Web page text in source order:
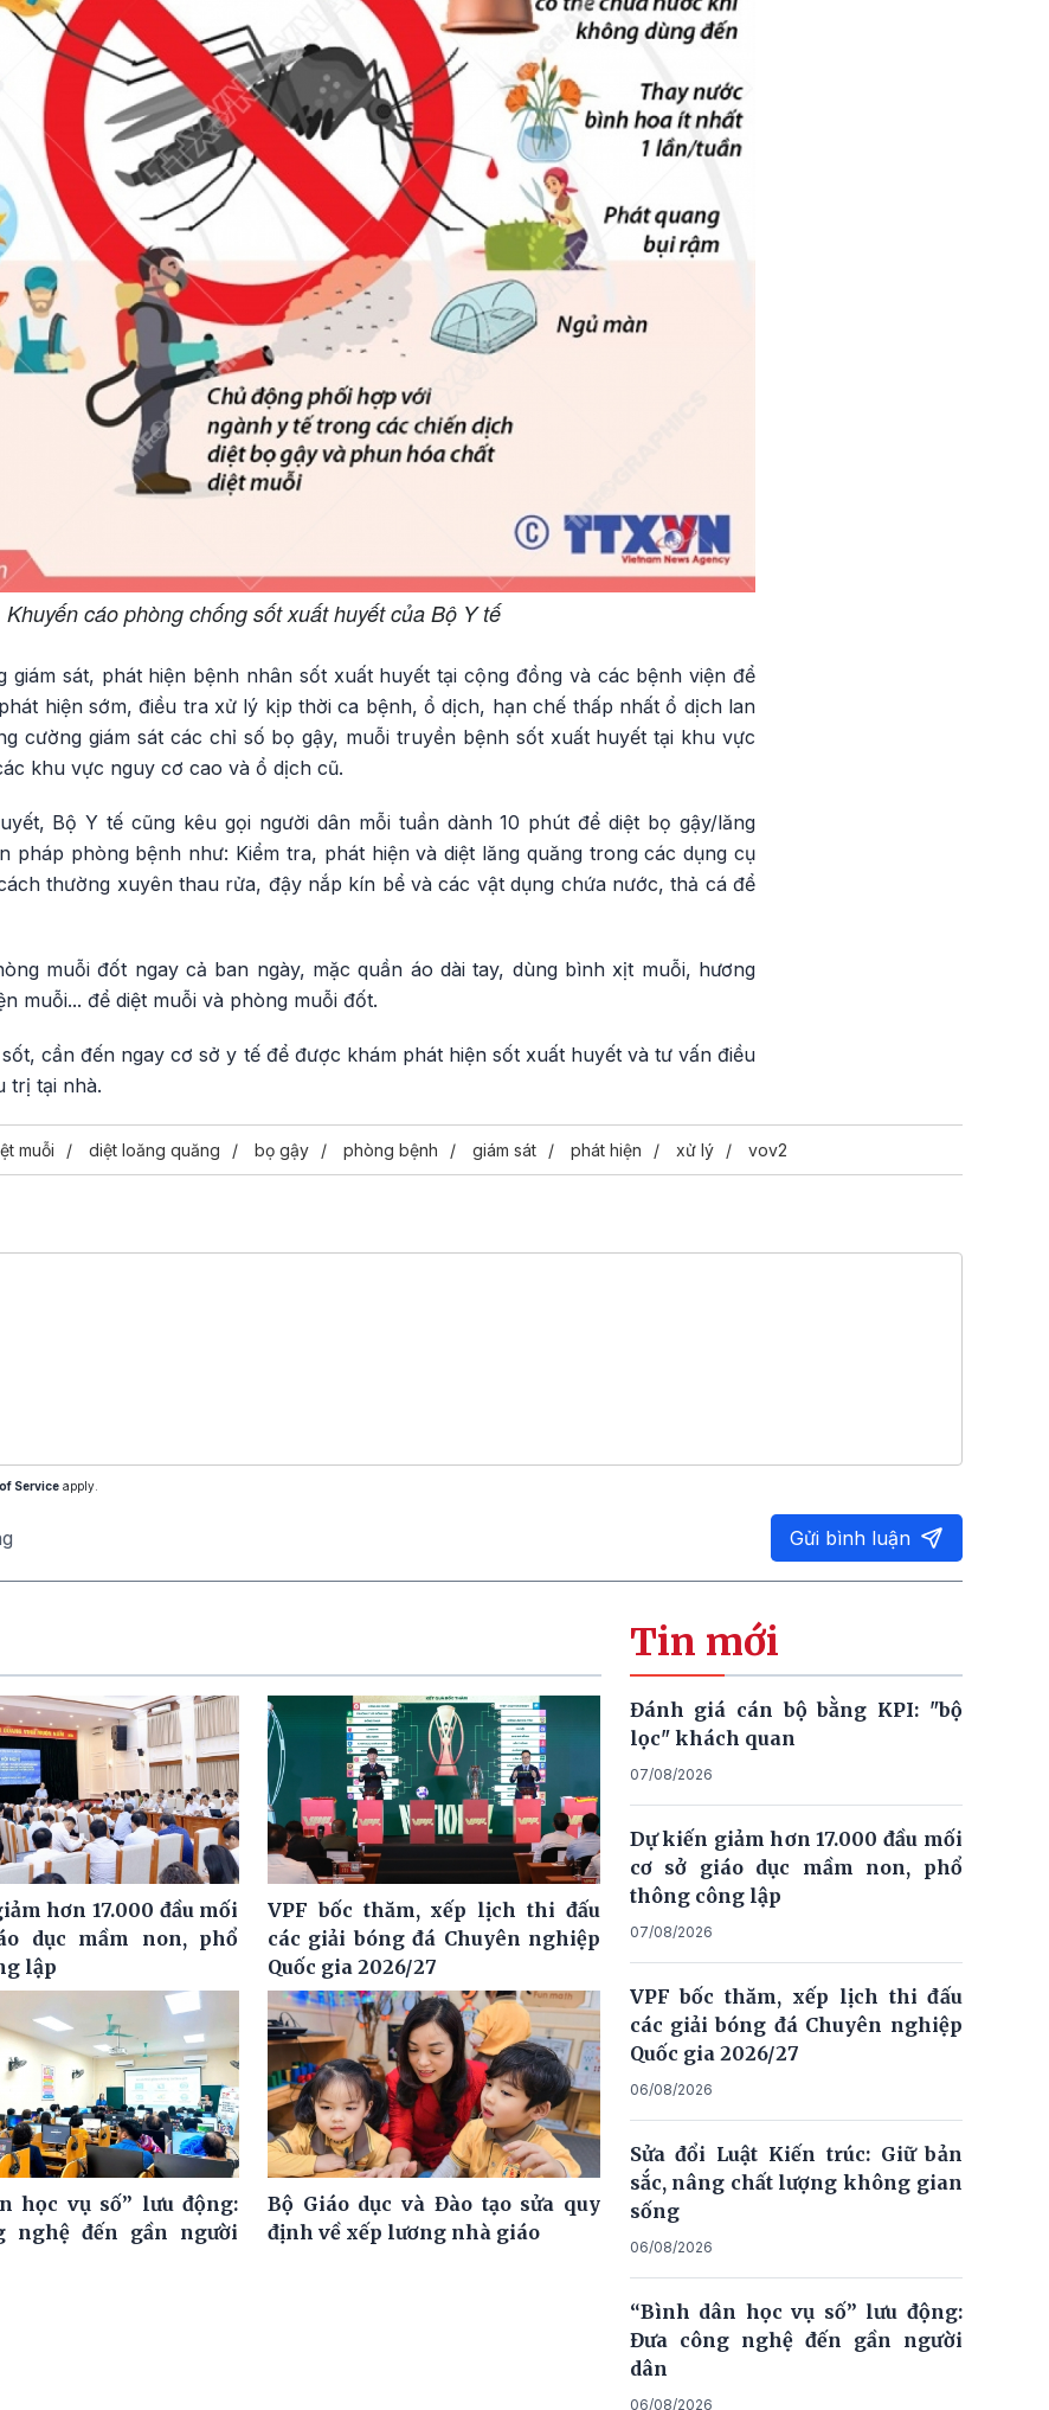
Khuyến cáo phòng chống sốt xuất huyết của Bộ Y tế
giám sát, phát hiện bệnh nhân sốt xuất huyết tại cộng đồng và các bệnh viện để
hiện sớm, điều tra xử lý kịp thời ca bệnh, ổ dịch, hạn chế thấp nhất ổ dịch lan
cường giám sát các chỉ số bọ gậy, muỗi truyền bệnh sốt xuất huyết tại khu vực
khu vực nguy cơ cao và ổ dịch cũ.
Bộ Y tế cũng kêu gọi người dân mỗi tuần dành 10 phút để diệt bọ gậy/lăng
pháp phòng bệnh như: Kiểm tra, phát hiện và diệt lăng quăng trong các dụng cụ
thường xuyên thau rửa, đậy nắp kín bể và các vật dụng chứa nước, thả cá để
muỗi đốt ngay cả ban ngày, mặc quần áo dài tay, dùng bình xịt muỗi, hương
muỗi... để diệt muỗi và phòng muỗi đốt.
cần đến ngay cơ sở y tế để được khám phát hiện sốt xuất huyết và tư vấn điều
trị tại nhà.
muỗi diệt loăng quăng bọ gậy phòng bệnh giám sát phát hiện xử lý vov2
Service apply.
Gửi bình luận
hơn 17.000 đầu mối
dục mầm non, phổ
lập
VPF bốc thăm, xếp lịch thi đấu
các giải bóng đá Chuyên nghiệp
Quốc gia 2026/27
học vụ số” lưu động:
nghệ đến gần người
Bộ Giáo dục và Đào tạo sửa quy
định về xếp lương nhà giáo
Tin mới
Đánh giá cán bộ bằng KPI: "bộ
lọc" khách quan
07/08/2026
Dự kiến giảm hơn 17.000 đầu mối
cơ sở giáo dục mầm non, phổ
thông công lập
07/08/2026
VPF bốc thăm, xếp lịch thi đấu
các giải bóng đá Chuyên nghiệp
Quốc gia 2026/27
06/08/2026
Sửa đổi Luật Kiến trúc: Giữ bản
sắc, nâng chất lượng không gian
sống
06/08/2026
“Bình dân học vụ số” lưu động:
Đưa công nghệ đến gần người
dân
06/08/2026